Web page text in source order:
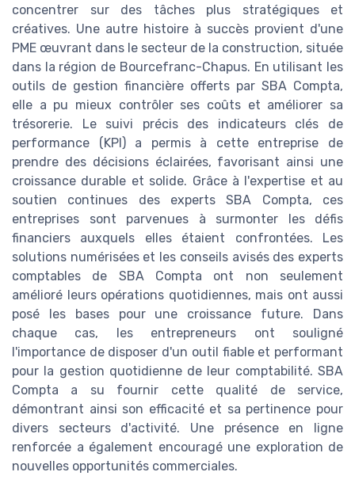
concentrer sur des tâches plus stratégiques et
créatives. Une autre histoire à succès provient d'une
PME œuvrant dans le secteur de la construction, située
dans la région de Bourcefranc-Chapus. En utilisant les
outils de gestion financière offerts par SBA Compta,
elle a pu mieux contrôler ses coûts et améliorer sa
trésorerie. Le suivi précis des indicateurs clés de
performance (KPI) a permis à cette entreprise de
prendre des décisions éclairées, favorisant ainsi une
croissance durable et solide. Grâce à l'expertise et au
soutien continues des experts SBA Compta, ces
entreprises sont parvenues à surmonter les défis
financiers auxquels elles étaient confrontées. Les
solutions numérisées et les conseils avisés des experts
comptables de SBA Compta ont non seulement
amélioré leurs opérations quotidiennes, mais ont aussi
posé les bases pour une croissance future. Dans
chaque cas, les entrepreneurs ont souligné
l'importance de disposer d'un outil fiable et performant
pour la gestion quotidienne de leur comptabilité. SBA
Compta a su fournir cette qualité de service,
démontrant ainsi son efficacité et sa pertinence pour
divers secteurs d'activité. Une présence en ligne
renforcée a également encouragé une exploration de
nouvelles opportunités commerciales.